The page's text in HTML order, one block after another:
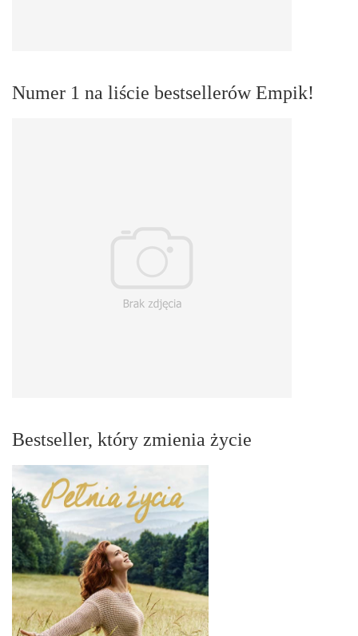
Numer 1 na liście bestsellerów Empik!
Bestseller, który zmienia życie